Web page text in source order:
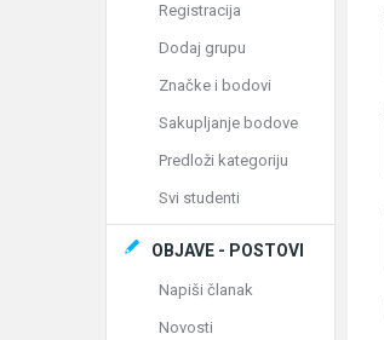
Registracija
Dodaj grupu
Značke i bodovi
Sakupljanje bodove
Predloži kategoriju
Svi studenti
OBJAVE - POSTOVI
Napiši članak
Novosti